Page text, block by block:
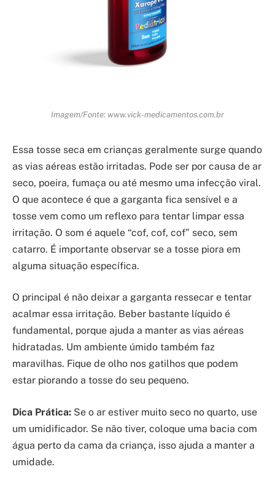
Imagem/Fonte: www.vick-medicamentos.com.br
Essa tosse seca em crianças geralmente surge quando
as vias aéreas estão irritadas. Pode ser por causa de ar
seco, poeira, fumaça ou até mesmo uma infecção viral.
O que acontece é que a garganta fica sensível e a
tosse vem como um reflexo para tentar limpar essa
irritação. O som é aquele “cof, cof, cof” seco, sem
catarro. É importante observar se a tosse piora em
alguma situação específica.
O principal é não deixar a garganta ressecar e tentar
acalmar essa irritação. Beber bastante líquido é
fundamental, porque ajuda a manter as vias aéreas
hidratadas. Um ambiente úmido também faz
maravilhas. Fique de olho nos gatilhos que podem
estar piorando a tosse do seu pequeno.
Dica Prática: Se o ar estiver muito seco no quarto, use
um umidificador. Se não tiver, coloque uma bacia com
água perto da cama da criança, isso ajuda a manter a
umidade.